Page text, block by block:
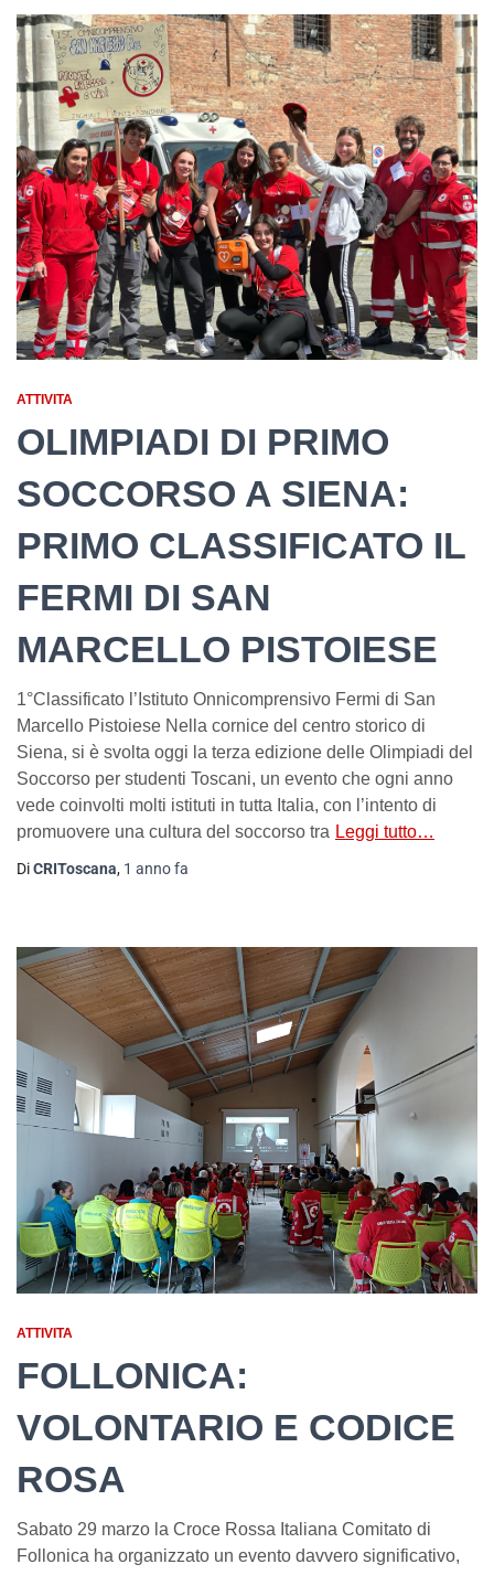
ATTIVITA
OLIMPIADI DI PRIMO
SOCCORSO A SIENA:
PRIMO CLASSIFICATO IL
FERMI DI SAN
MARCELLO PISTOIESE
1°Classificato l’Istituto Onnicomprensivo Fermi di San
Marcello Pistoiese Nella cornice del centro storico di
Siena, si è svolta oggi la terza edizione delle Olimpiadi del
Soccorso per studenti Toscani, un evento che ogni anno
vede coinvolti molti istituti in tutta Italia, con l’intento di
promuovere una cultura del soccorso tra Leggi tutto…
DiCRIToscana, 1 annofa
ATTIVITA
FOLLONICA:
VOLONTARIO E CODICE
ROSA
Sabato 29 marzo la Croce Rossa Italiana Comitato di
Follonica ha organizzato un evento davvero significativo,